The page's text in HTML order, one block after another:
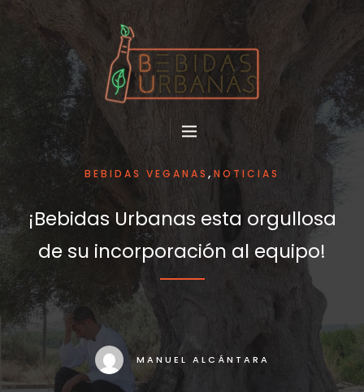
BEBIDAS VEGANAS , NOTICIAS
¡Bebidas Urbanas esta orgullosa
de su incorporación al equipo!
MANUEL ALCÁNTARA